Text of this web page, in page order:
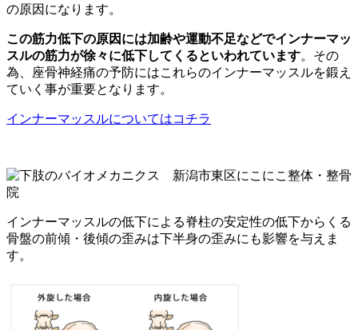
の原因になります。
この筋力低下の原因には加齢や運動不足などでインナーマッ
スルの筋力が徐々に低下してくるといわれています。その
為、座骨神経痛の予防にはこれらのインナーマッスルを鍛え
ていく事が重要となります。
インナーマッスルについてはコチラ
インナーマッスルの低下による脊柱の安定性の低下からくる
骨盤の前傾・後傾の歪みは下半身の歪みにも影響を与えま
す。